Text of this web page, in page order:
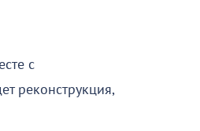
с
реконструкция,